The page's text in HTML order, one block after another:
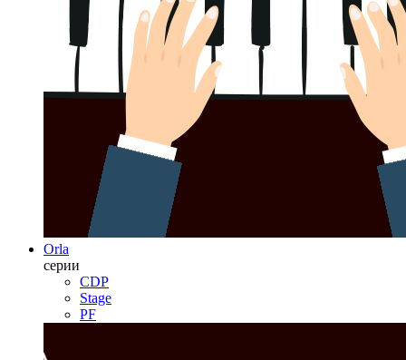
Orla
серии
CDP
Stage
PF